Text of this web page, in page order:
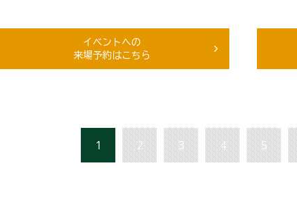
イベントへの
来場予約はこちら
1 2 3 4 5